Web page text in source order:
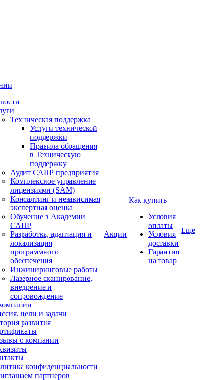
Техническая поддержка
Услуги технической
поддержки
Правила обращения
в Техническую
поддержку
Аудит САПР предприятия
Комплексное управление
лицензиями (SAM)
Консалтинг и независимая
экспертная оценка
Обучение в Академии
САПР
Разработка, адаптация и
локализация
программного
обеспечения
Инжиниринговые работы
Лазерное сканирование,
внедрение и
сопровождение
цели и задачи
развития
о компании
конфиденциальности
партнеров
Акции
Как купить
Условия
оплаты
Условия
доставки
Гарантия
на товар
Ещё